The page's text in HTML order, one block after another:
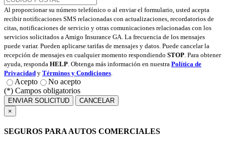
Al proporcionar su número telefónico o al enviar el formulario, usted acepta
recibir notificaciones SMS relacionadas con actualizaciones, recordatorios de
citas, notificaciones de servicio y otras comunicaciones relacionadas con los
servicios solicitados a Amigo Insurance GA. La frecuencia de los mensajes
puede variar. Pueden aplicarse tarifas de mensajes y datos. Puede cancelar la
recepción de mensajes en cualquier momento respondiendo STOP . Para obtener
ayuda, responda HELP . Obtenga más información en nuestra Política de
Privacidad y Términos y Condiciones
Acepto
No acepto
(*) Campos obligatorios
ENVIAR SOLICITUD
CANCELAR
×
SEGUROS PARA AUTOS COMERCIALES